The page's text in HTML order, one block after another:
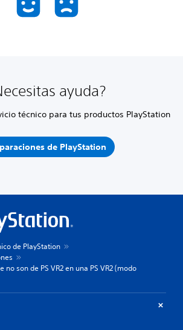
ayuda?
técnico para tus productos PlayStation
de PlayStation
de PlayStation
no son de PS VR2 en una PS VR2 (modo